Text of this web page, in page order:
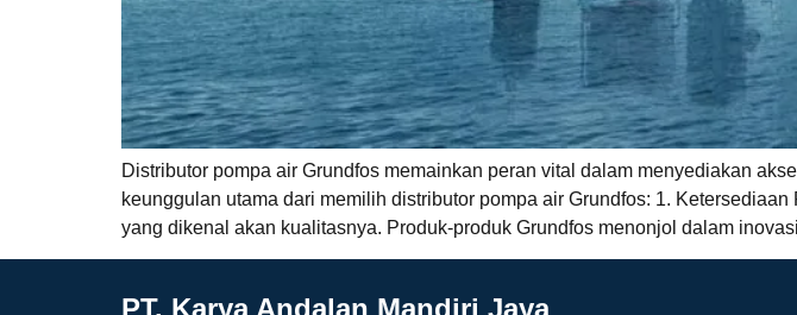
Distributor pompa air Grundfos memainkan peran vital dalam menyediakan
keunggulan utama dari memilih distributor pompa air Grundfos: 1.
yang dikenal akan kualitasnya. Produk-produk Grundfos menonjol dalam